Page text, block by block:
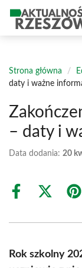
treści
Strona główna /
daty i ważne
– daty i
Data dodania: 20
Share
Share
(Twitter)
Rok szkolny